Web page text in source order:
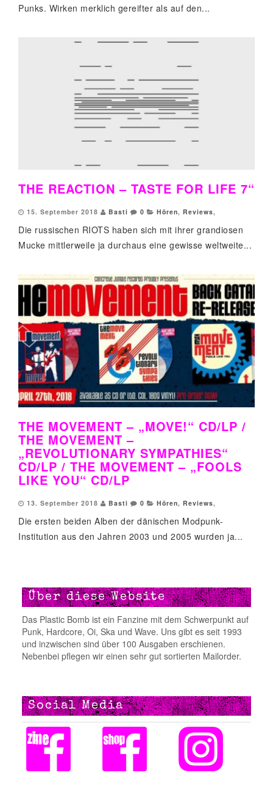
Punks. Wirken merklich gereifter als auf den...
THE REACTION – TASTE FOR LIFE 7“
15. September 2018 Basti 0 Hören, Reviews,
Die russischen RIOTS haben sich mit ihrer grandiosen
Mucke mittlerweile ja durchaus eine gewisse weltweite...
THE MOVEMENT – „MOVE!“ CD/LP /
THE MOVEMENT –
„REVOLUTIONARY SYMPATHIES“
CD/LP / THE MOVEMENT – „FOOLS
LIKE YOU“ CD/LP
13. September 2018 Basti 0 Hören, Reviews,
Die ersten beiden Alben der dänischen Modpunk-
Institution aus den Jahren 2003 und 2005 wurden ja...
Über diese Website
Das Plastic Bomb ist ein Fanzine mit dem Schwerpunkt auf
Punk, Hardcore, Oi, Ska und Wave. Uns gibt es seit 1993
und inzwischen sind über 100 Ausgaben erschienen.
Nebenbei pflegen wir einen sehr gut sortierten Mailorder.
Social Media